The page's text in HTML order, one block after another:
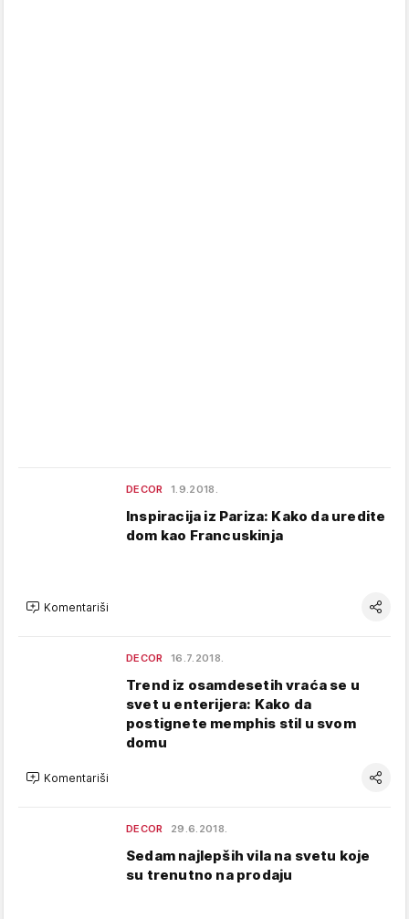
DECOR 1.9.2018.
Inspiracija iz Pariza: Kako da uredite
dom kao Francuskinja
Komentariši
DECOR 16.7.2018.
Trend iz osamdesetih vraća se u
svet u enterijera: Kako da
postignete memphis stil u svom
domu
Komentariši
DECOR 29.6.2018.
Sedam najlepših vila na svetu koje
su trenutno na prodaju